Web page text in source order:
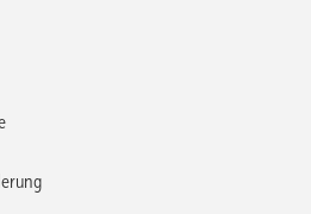
stehen Umgang und
sowie die Planung von Anlagen,
von Mitsubishi